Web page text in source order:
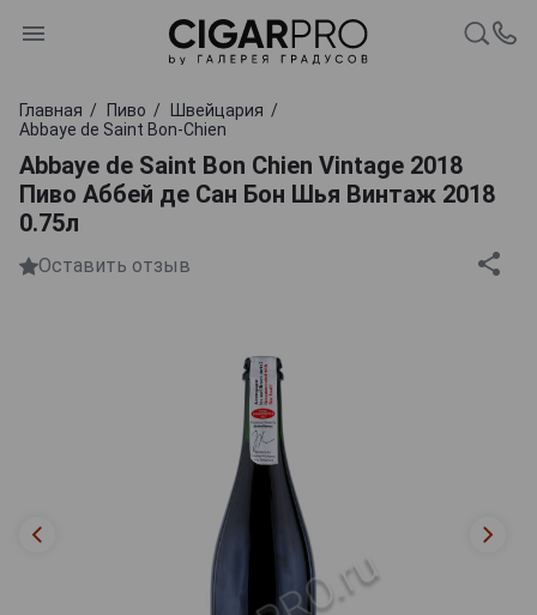
Главная Пиво
Швейцария
Abbaye de Saint Bon-Chien
Abbaye de Saint Bon Chien Vintage 2018
Пиво Аббей де Сан Бон Шья Винтаж 2018
0.75л
Оставить отзыв